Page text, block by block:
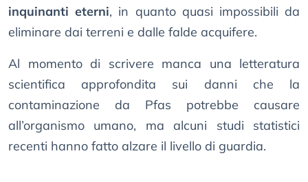
inquinanti eterni, in quanto quasi impossibili da
eliminare dai terreni e dalle falde acquifere.
Al momento di scrivere manca una letteratura
scientifica approfondita sui danni che la
contaminazione da Pfas potrebbe causare
all’organismo umano, ma alcuni studi statistici
recenti hanno fatto alzare il livello di guardia.